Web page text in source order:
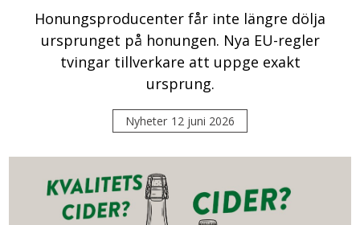
Honungsproducenter får inte längre dölja
ursprunget på honungen. Nya EU-regler
tvingar tillverkare att uppge exakt
ursprung.
Nyheter 12 juni 2026